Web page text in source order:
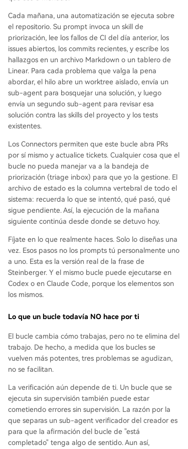
Cada mañana, una automatización se ejecuta sobre
el repositorio. Su prompt invoca un skill de
priorización, lee los fallos de CI del día anterior, los
issues abiertos, los commits recientes, y escribe los
hallazgos en un archivo Markdown o un tablero de
Linear. Para cada problema que valga la pena
abordar, el hilo abre un worktree aislado, envía un
sub-agent para bosquejar una solución, y luego
envía un segundo sub-agent para revisar esa
solución contra las skills del proyecto y los tests
existentes.
Los Connectors permiten que este bucle abra PRs
por sí mismo y actualice tickets. Cualquier cosa que el
bucle no pueda manejar va a la bandeja de
priorización (triage inbox) para que yo la gestione. El
archivo de estado es la columna vertebral de todo el
sistema: recuerda lo que se intentó, qué pasó, qué
sigue pendiente. Así, la ejecución de la mañana
siguiente continúa desde donde se detuvo hoy.
Fíjate en lo que realmente haces. Solo lo diseñas una
vez. Esos pasos no los prompts tú personalmente uno
a uno. Esta es la versión real de la frase de
Steinberger. Y el mismo bucle puede ejecutarse en
Codex o en Claude Code, porque los elementos son
los mismos.
Lo que un bucle todavía NO hace por ti
El bucle cambia cómo trabajas, pero no te elimina del
trabajo. De hecho, a medida que los bucles se
vuelven más potentes, tres problemas se agudizan,
no se facilitan.
La verificación aún depende de ti. Un bucle que se
ejecuta sin supervisión también puede estar
cometiendo errores sin supervisión. La razón por la
que separas un sub-agent verificador del creador es
para que la afirmación del bucle de "está
completado" tenga algo de sentido. Aun así,